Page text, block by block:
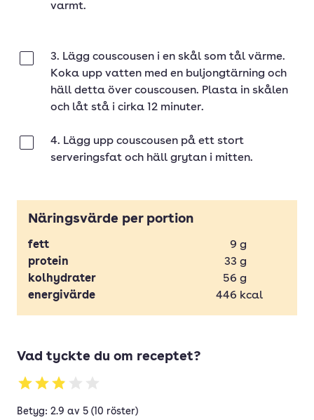
varmt.
3. Lägg couscousen i en skål som tål värme.
Koka upp vatten med en buljongtärning och
häll detta över couscousen. Plasta in skålen
och låt stå i cirka 12 minuter.
4. Lägg upp couscousen på ett stort
serveringsfat och häll grytan i mitten.
Näringsvärde per portion
fett 9 g
protein
33 g
kolhydrater
56 g
energivärde
446 kcal
Vad tyckte du om receptet?
Betyg: 2.9 av 5 (10 röster)